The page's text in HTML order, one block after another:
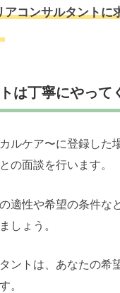
アコンサルタントに
は丁寧にやって
ルケア〜に登録した
の面談を行います。
適性や希望の条件な
しょう。
ントは、あなたの希
。